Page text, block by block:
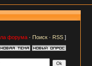
форума· Поиск· RSS]